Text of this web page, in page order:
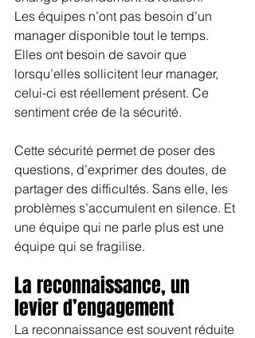
Les équipes n’ont pas besoin d’un
manager disponible tout le temps.
Elles ont besoin de savoir que
lorsqu’elles sollicitent leur manager,
celui-ci est réellement présent. Ce
sentiment crée de la sécurité.
Cette sécurité permet de poser des
questions, d’exprimer des doutes, de
partager des difficultés. Sans elle, les
problèmes s’accumulent en silence. Et
une équipe qui ne parle plus est une
équipe qui se fragilise.
La reconnaissance, un
levier d’engagement
La reconnaissance est souvent réduite